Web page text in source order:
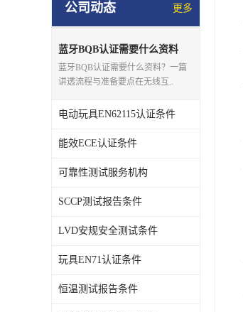
公司动态 更多
蓝牙BQB认证需要什么资料
蓝牙BQB认证需要什么资料？一篇
讲透流程与准备要点在无线互..
电动玩具EN62115认证条件
能效ECE认证条件
可靠性测试服务机构
SCCP测试报告条件
LVD安规安全测试条件
玩具EN71认证条件
恒温测试报告条件